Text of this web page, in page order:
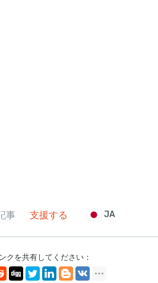
事 支援する JA
クを共有してください：